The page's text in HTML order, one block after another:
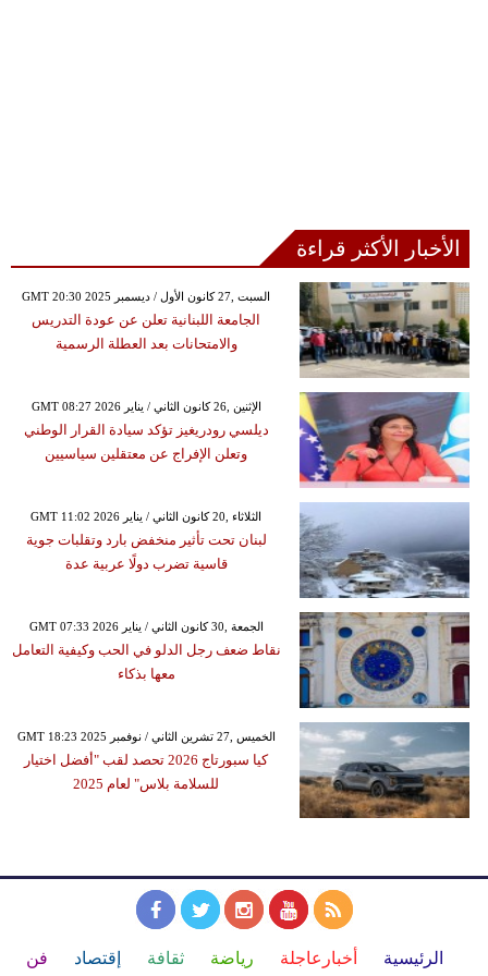
الأخبار الأكثر قراءة
GMT 20:30 2025 السبت ,27 كانون الأول / ديسمبر
الجامعة اللبنانية تعلن عن عودة التدريس
والامتحانات بعد العطلة الرسمية
GMT 08:27 2026 الإثنين ,26 كانون الثاني / يناير
ديلسي رودريغيز تؤكد سيادة القرار الوطني
وتعلن الإفراج عن معتقلين سياسيين
GMT 11:02 2026 الثلاثاء ,20 كانون الثاني / يناير
لبنان تحت تأثير منخفض بارد وتقلبات جوية
قاسية تضرب دولًا عربية عدة
GMT 07:33 2026 الجمعة ,30 كانون الثاني / يناير
نقاط ضعف رجل الدلو في الحب وكيفية التعامل
معها بذكاء
GMT 18:23 2025 الخميس ,27 تشرين الثاني / نوفمبر
كيا سبورتاج 2026 تحصد لقب "أفضل اختيار
للسلامة بلاس" لعام 2025
الرئيسية أخبارعاجلة رياضة ثقافة إقتصاد فن